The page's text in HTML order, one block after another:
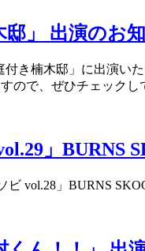
」 出演のお
き楠木邸」に出演い
ので、ぜひチェックし
」BURNS
vol.28」BURNS